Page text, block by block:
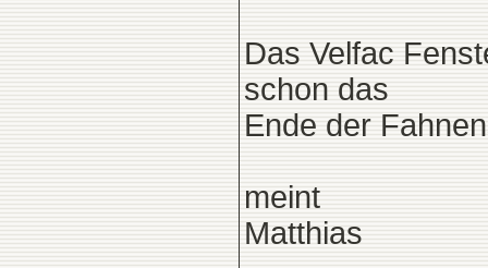
Das Velfac
schon das
Ende der
meint
Matthias